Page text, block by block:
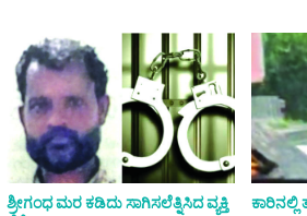
ಶ್ರೀಗಂಧ ಮರ ಕಡಿದು ಸಾಗಿಸಲೆತ್ನಿಸಿದ ವ್ಯಕ್ತಿ
ಕಾರಿನಲ್ಲಿ